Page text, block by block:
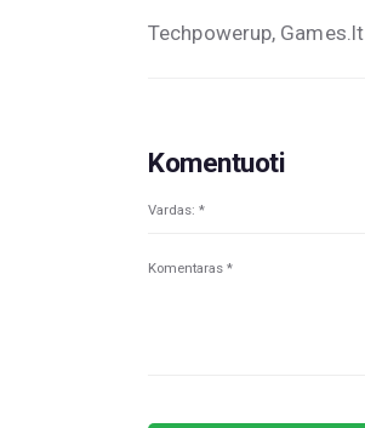
Techpowerup, Games.lt
Komentuoti